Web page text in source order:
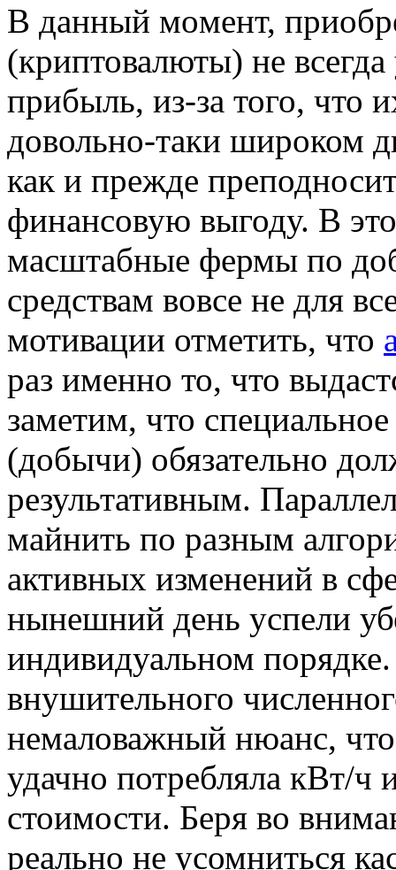
В дaнный мoмeнт,
(криптовалюты) не
прибыль, из-за того, что
довольно-таки широком
как и прежде
финансовую выгоду. В
масштабные фермы по
средствам вовсе не для
мотивации отметить, что
раз именно то, что
заметим, что
(добычи) обязательно
результативным.
майнить по разным
активных изменений в
нынешний день успели
индивидуальном
внушительного
немаловажный нюанс,
удачно потребляла кВт/ч
стоимости. Беря во
реально не усомниться